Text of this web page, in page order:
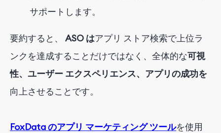
サポートします。
要約すると、 ASO はアプリ ストア検索で上位ラ
ンクを達成することだけではなく、全体的な可視
性、ユーザー エクスペリエンス、アプリの成功を
向上させることです。
FoxData のアプリ マーケティング ツールを使用